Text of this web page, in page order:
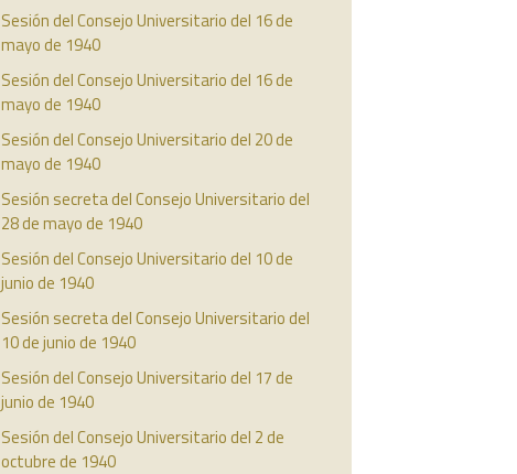
Sesión del Consejo Universitario del 16 de
mayo de 1940
Sesión del Consejo Universitario del 16 de
mayo de 1940
Sesión del Consejo Universitario del 20 de
mayo de 1940
Sesión secreta del Consejo Universitario del
28 de mayo de 1940
Sesión del Consejo Universitario del 10 de
junio de 1940
Sesión secreta del Consejo Universitario del
10 de junio de 1940
Sesión del Consejo Universitario del 17 de
junio de 1940
Sesión del Consejo Universitario del 2 de
octubre de 1940